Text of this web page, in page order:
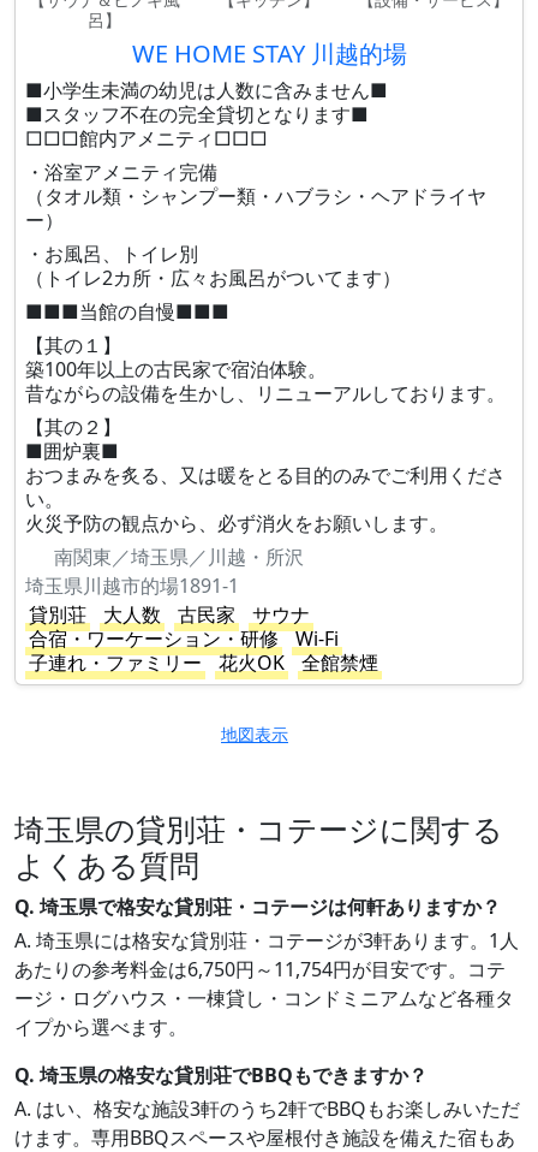
呂】
WE HOME STAY 川越的場
■小学生未満の幼児は人数に含みません■
■スタッフ不在の完全貸切となります■
□□□館内アメニティ□□□
・浴室アメニティ完備
（タオル類・シャンプー類・ハブラシ・ヘアドライヤ
ー）
・お風呂、トイレ別
（トイレ2カ所・広々お風呂がついてます）
■■■当館の自慢■■■
【其の１】
築100年以上の古民家で宿泊体験。
昔ながらの設備を生かし、リニューアルしております。
【其の２】
■囲炉裏■
おつまみを炙る、又は暖をとる目的のみでご利用くださ
い。
火災予防の観点から、必ず消火をお願いします。
南関東／埼玉県／川越・所沢
埼玉県川越市的場1891-1
貸別荘
大人数 古民家
サウナ
合宿・ワーケーション・研修
Wi-Fi
子連れ・ファミリー
花火OK 全館禁煙
地図表示
埼玉県の貸別荘・コテージに関する
よくある質問
Q. 埼玉県で格安な貸別荘・コテージは何軒ありますか？
A. 埼玉県には格安な貸別荘・コテージが3軒あります。1人
あたりの参考料金は6,750円～11,754円が目安です。コテ
ージ・ログハウス・一棟貸し・コンドミニアムなど各種タ
イプから選べます。
Q. 埼玉県の格安な貸別荘でBBQもできますか？
A. はい、格安な施設3軒のうち2軒でBBQもお楽しみいただ
けます。専用BBQスペースや屋根付き施設を備えた宿もあ